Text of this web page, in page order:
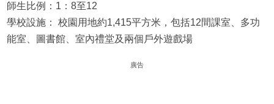
師生比例：1：8至12
學校設施： 校園用地約1,415平方米，包括12間課室、多功
能室、圖書館、室內禮堂及兩個戶外遊戲場
廣告